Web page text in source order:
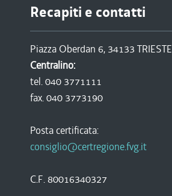
Recapiti e contatti
Piazza Oberdan 6, 34133 TRIESTE
Centralino:
tel. 040 3771111
fax. 040 3773190
Posta certificata:
consiglio@certregione.fvg.it
C.F. 80016340327